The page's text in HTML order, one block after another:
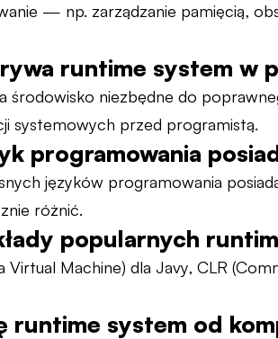
— np. zarządzanie pamięcią,
runtime system w
środowisko niezbędne do
systemowych przed programistą.
programowania
języków programowania
różnić.
popularnych
Virtual Machine) dla Javy, CLR
runtime system od